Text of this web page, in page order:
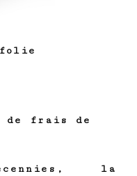
de frais de
la